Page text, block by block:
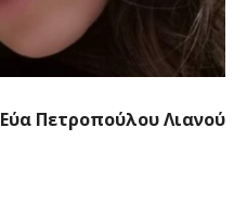
Εύα Πετροπούλου Λιανού